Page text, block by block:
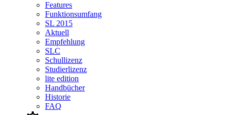
Features
Funktionsumfang
SL 2015
Aktuell
Empfehlung
SLC
Schullizenz
Studierlizenz
lite edition
Handbücher
Historie
FAQ